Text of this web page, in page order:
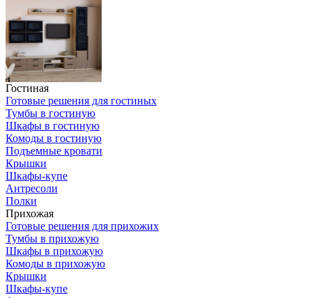
Гостиная
Готовые решения для гостиных
Тумбы в гостиную
Шкафы в гостиную
Комоды в гостиную
Подъемные кровати
Крышки
Шкафы-купе
Антресоли
Полки
Прихожая
Готовые решения для прихожих
Тумбы в прихожую
Шкафы в прихожую
Комоды в прихожую
Крышки
Шкафы-купе